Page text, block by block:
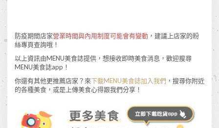
防疫期間店家營業時間與內用制度可能會有變動 ，建議上店家的粉
絲專頁查詢哦！
以上資訊由MENU美食誌提供，想接收即時美食消息，歡迎搜尋
MENU美食誌app！
你還有其他更推薦店家？來下載MENU美食誌加入我們 ，搜尋你附近
的各種美食，或是上傳美食心得跟我們分享！